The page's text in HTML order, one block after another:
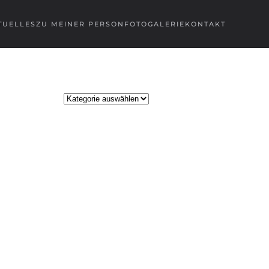
ZU MEINER PERSON FOTOGALERIE KONTAKT
Kategorien